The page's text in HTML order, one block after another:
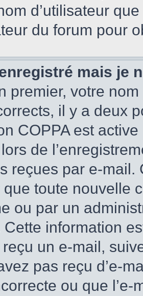
d’utilisateur
du forum pour
mais je
premier, votre
il y a deux
COPPA est
de
reçues par e-
que toute nouvelle
ou par un
Cette information
un e-mail,
pas reçu d’e-
ou que